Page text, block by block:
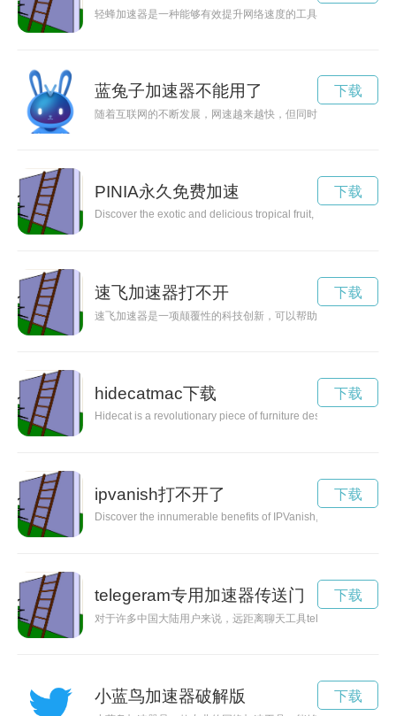
轻蜂加速器是一种能够有效提升网络速度的工具，能够帮助用
蓝兔子加速器不能用了
随着互联网的不断发展，网速越来越快，但同时网络安全问题
下载
PINIA永久免费加速
Discover the exotic and delicious tropical fruit, Pinia, and
下载
速飞加速器打不开
速飞加速器是一项颠覆性的科技创新，可以帮助人们实现高速
下载
hidecatmac下载
Hidecat is a revolutionary piece of furniture designed to
下载
ipvanish打不开了
Discover the innumerable benefits of IPVanish, a leading
下载
telegeram专用加速器传送门
对于许多中国大陆用户来说，远距离聊天工具telegram因为被
下载
小蓝鸟加速器破解版 下载